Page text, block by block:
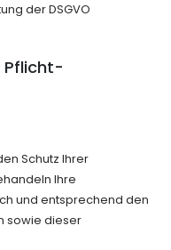
der DSGVO
Pflicht­
Schutz Ihrer
Ihre
und entsprechend den
sowie dieser